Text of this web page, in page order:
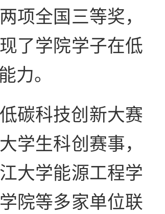
项全国三等奖，
了学院学子在低
力。
碳科技创新大赛
学生科创赛事，
大学能源工程学
院等多家单位联